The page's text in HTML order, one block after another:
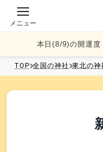
メニュー
本日(8/9)の開運度
TOP 全国の神社 東北の神